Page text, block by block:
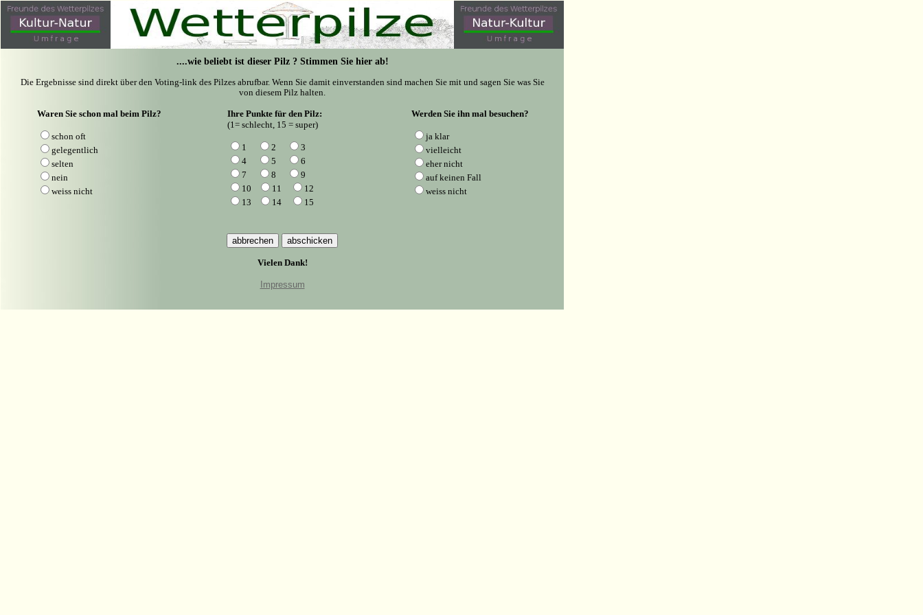
....wie beliebt ist dieser Pilz ? Stimmen Sie hier ab!
Die Ergebnisse sind direkt über den Voting-link des Pilzes abrufbar. Wenn Sie damit einverstanden sind machen Sie mit und sagen Sie was Sie
von diesem Pilz halten.
Waren Sie schon mal beim Pilz?
schon oft
gelegentlich
selten
nein
weiss nicht
Ihre Punkte für den Pilz:
(1= schlecht, 15 = super)
1 2
3
4
5
6
7
8
9
10
11
12
13
14 15
Werden Sie ihn mal besuchen?
ja klar
vielleicht
eher nicht
auf keinen Fall
weiss nicht
Vielen Dank!
Impressum